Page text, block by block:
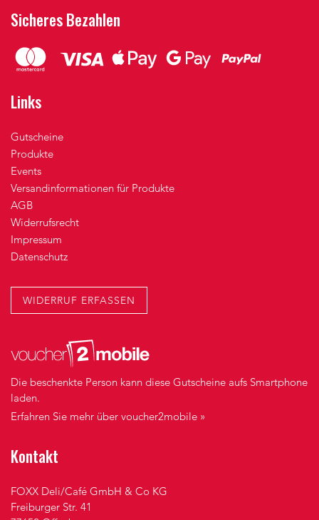
Sicheres Bezahlen
Links
Gutscheine
Produkte
Events
Versandinformationen für Produkte
AGB
Widerrufsrecht
Impressum
Datenschutz
WIDERRUF ERFASSEN
Die beschenkte Person kann diese Gutscheine aufs Smartphone
laden.
Erfahren Sie mehr über voucher2mobile »
Kontakt
FOXX Deli/Café GmbH & Co KG
Freiburger Str. 41